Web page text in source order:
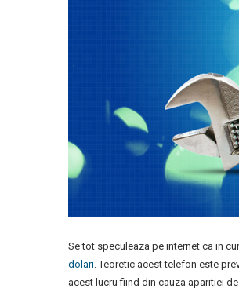
Se tot speculeaza pe internet ca in
dolari. Teoretic acest telefon este
acest lucru fiind din cauza aparitiei